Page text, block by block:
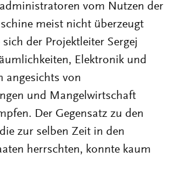
vom Nutzen der
meist nicht überzeugt
der Projektleiter Sergej
Elektronik und
angesichts von
und Mangelwirtschaft
Der Gegensatz zu den
zur selben Zeit in den
herrschten, konnte kaum